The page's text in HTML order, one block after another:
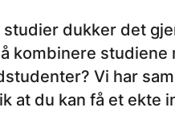
dukker det
kombinere
Vi har
at du kan få et